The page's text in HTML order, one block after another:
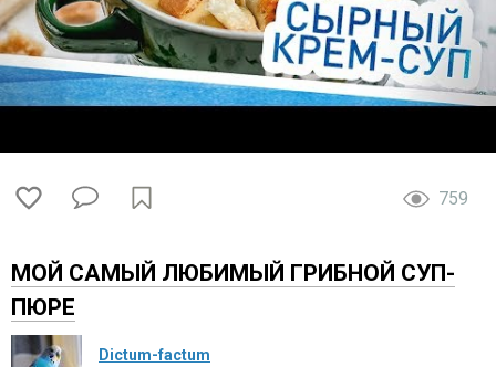
759
МОЙ САМЫЙ ЛЮБИМЫЙ ГРИБНОЙ СУП-
ПЮРЕ
Dictum-factum